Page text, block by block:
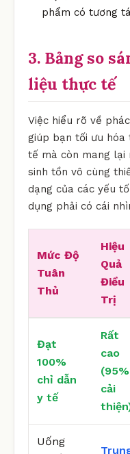
phẩm có tương
3. Bảng so
liệu thực tế
Việc hiểu rõ về
giúp bạn tối ưu
tế mà còn mang lại
sinh tồn vô cùng
dạng của các yếu
dụng phải có cái
Mức Độ
Tuân
Thủ
Hiệu
Quả
Điều
Trị
Đạt
100%
chỉ dẫn
y tế
Rất
cao
(95%
cải
Uống